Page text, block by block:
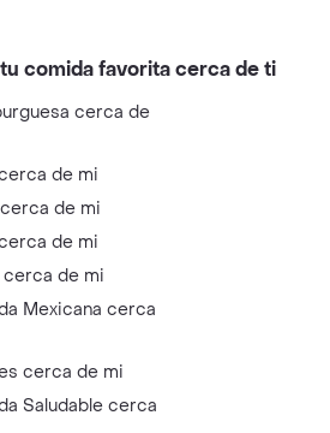
comida favorita cerca de ti
cerca de
de mi
de mi
de mi
cerca de mi
Mexicana cerca
cerca de mi
Saludable cerca